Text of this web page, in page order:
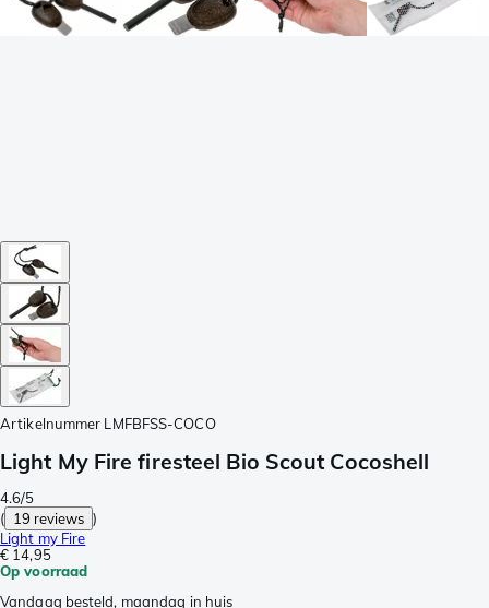
Artikelnummer LMFBFSS-COCO
Light My Fire firesteel Bio Scout Cocoshell
4.6/5
( 19 reviews )
Light my Fire
€ 14,95
Op voorraad
Vandaag besteld, maandag in huis